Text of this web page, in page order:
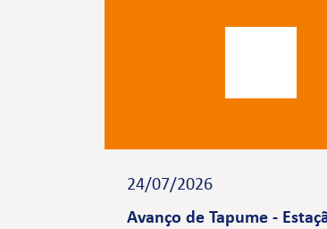
24/07/2026
Avanço de Tapume -